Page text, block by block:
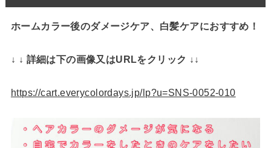
ホームカラー後のダメージケア、白髪ケアにおすすめ！
↓ ↓ 詳細は下の画像又はURLをクリック ↓↓
https://cart.everycolordays.jp/lp?u=SNS-0052-010